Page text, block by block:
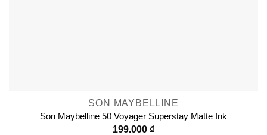
SON MAYBELLINE
Son Maybelline 50 Voyager Superstay Matte Ink
199.000 ₫